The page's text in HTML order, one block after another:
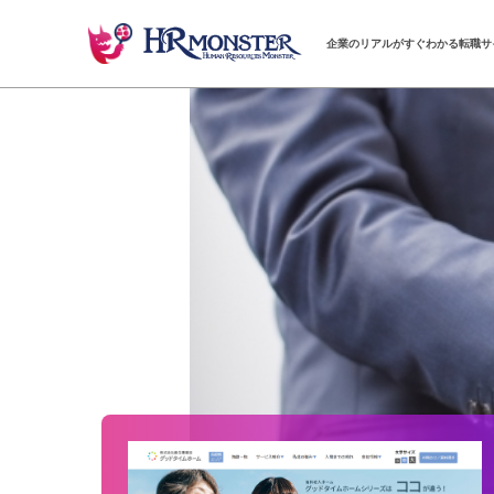
企業のリアルがすぐわかる転職